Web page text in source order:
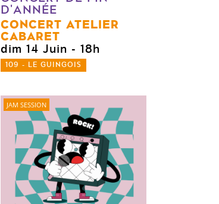
D'ANNÉE
CONCERT ATELIER
CABARET
dim 14 Juin - 18h
109 - LE GUINGOIS
JAM SESSION